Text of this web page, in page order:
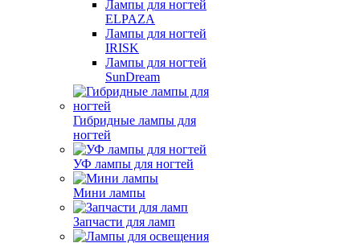
Лампы для ногтей
ELPAZA
Лампы для ногтей
IRISK
Лампы для ногтей
SunDream
Гибридные лампы для
ногтей
УФ лампы для ногтей
Мини лампы
Запчасти для ламп